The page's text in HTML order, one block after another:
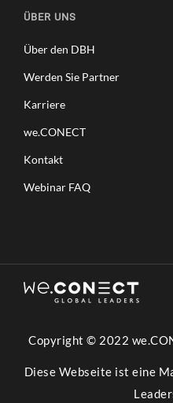
ÜBER UNS
Über den DBH
Werden Sie Partner
Karriere
we.CONECT
Kontakt
Webinar FAQ
Copyright © 2022
Diese Webseite ist eine